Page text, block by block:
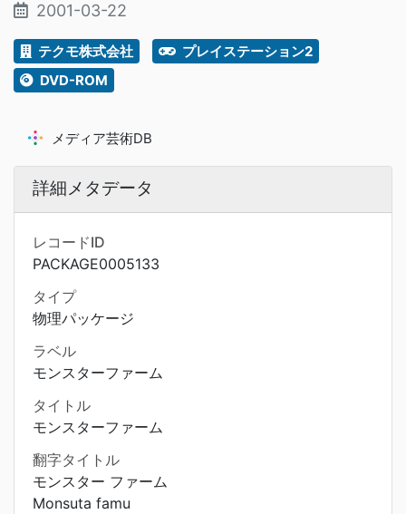
2001-03-22
テクモ株式会社
プレイステーション2
DVD-ROM
メディア芸術DB
詳細メタデータ
レコードID
PACKAGE0005133
タイプ
物理パッケージ
ラベル
モンスターファーム
タイトル
モンスターファーム
翻字タイトル
モンスター ファーム
Monsuta famu